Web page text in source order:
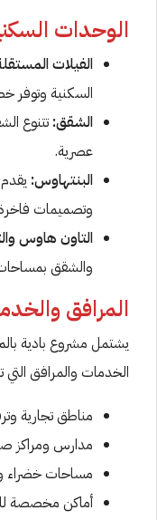
الوحدات
الفيلات
السكنية وتوفر
الشقق: تتنوع
عصرية.
البنتهاوس:
وتصميمات
التاون هاوس
والشقق
المرافق
يشتمل مشروع بادية
الخدمات والمرافق
مناطق تجارية
مدارس ومراكز
مساحات خضراء
أماكن مخصصة